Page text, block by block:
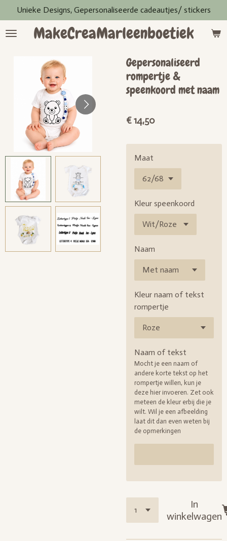
direct
naar
hoofdinhoud
MakeCreaMarleenboetiek
Unieke Designs, Gepersonaliseerde cadeautjes/ stickers
Gepersonaliseerd
rompertje &
speenkoord met naam
€ 14,50
Maat
Kleur speenkoord
Naam
Kleur naam of tekst
rompertje
Naam of tekst
Mocht je een naam of
andere korte tekst op het
rompertje willen, kun je
deze hier invoeren. Zet ook
meteen de kleur erbij die je
wilt. Wil je een afbeelding
laat dit dan even weten bij
de opmerkingen
In
winkelwagen